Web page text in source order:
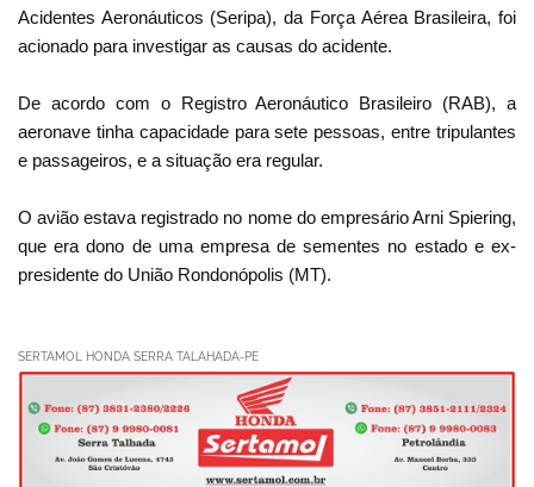
Acidentes Aeronáuticos (Seripa), da Força Aérea Brasileira, foi
acionado para investigar as causas do acidente.
De acordo com o Registro Aeronáutico Brasileiro (RAB), a
aeronave tinha capacidade para sete pessoas, entre tripulantes
e passageiros, e a situação era regular.
O avião estava registrado no nome do empresário Arni Spiering,
que era dono de uma empresa de sementes no estado e ex-
presidente do União Rondonópolis (MT).
SERTAMOL HONDA SERRA TALAHADA-PE